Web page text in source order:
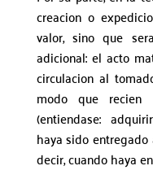
creacion o
valor, sino que
adicional: el acto
circulacion al
modo que
(entiendase:
haya sido
decir, cuando haya